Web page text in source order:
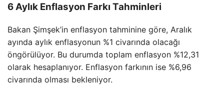
6 Aylık Enflasyon Farkı Tahminleri
Bakan Şimşek’in enflasyon tahminine göre, Aralık
ayında aylık enflasyonun %1 civarında olacağı
öngörülüyor. Bu durumda toplam enflasyon %12,31
olarak hesaplanıyor. Enflasyon farkının ise %6,96
civarında olması bekleniyor.